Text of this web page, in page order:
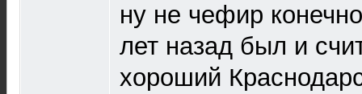
ну не чефир
лет назад был и
хороший